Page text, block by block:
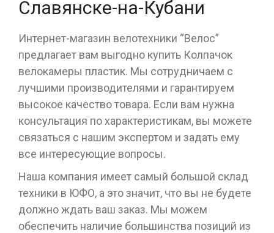
Славянске-на-Кубани
Интернет-магазин велотехники “Велос”
предлагает вам выгодно купить Колпачок
велокамеры пластик. Мы сотрудничаем с
лучшими производителями и гарантируем
высокое качество товара. Если вам нужна
консультация по характеристикам, вы можете
связаться с нашим экспертом и задать ему
все интересующие вопросы.
Наша компания имеет самый большой склад
техники в ЮФО, а это значит, что вы не будете
должно ждать ваш заказ. Мы можем
обеспечить наличие большинства позиций из